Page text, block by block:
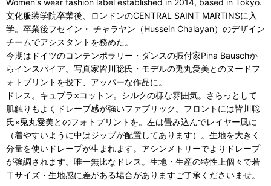
文化服装学院卒業後、ロンドンのCENTRAL SAINT MARTINSに入
学。卒業後フセイン・ チャラヤン（Hussein Chalayan）のデザイン
チームでアシスタントを務めた。
今期はドイツのコンテンポラリー・ダンスの振付家Pina Bauschか
らインスパイア。写真家皆川聡氏・モデルの兎丸愛美とのヌードフ
ォトプリントを投下、アッパーな作品に。
ドレス。キュプラ×コットン。シルクの様な雰囲気。さらっとして
肌触りもよくドレープ感が強いファブリック。フロントには皆川聡
氏×兎丸愛美とのフォトプリントを。左は畳み込んでレイヤー風に
（着やすいように中はジップが配置してあります）。生地を大きく
分量を使いドレープが生まれます。アシンメトリーでよりドレープ
が強調されます。唯一無比なドレス。生地・生産の特性上個々で若
干サイズ・生地感に差がある場合がありますご了承くださいませ。